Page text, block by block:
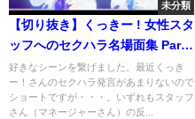
未分類
【切り抜き】くっきー ! 女性スタ
ッフへのセクハラ名場面集 Part
2
好きなシーンを繋げました。最近くっき
ー！さんのセクハラ発言があまりないので
ショートですが・・・。いずれもスタッフ
さん（マネージャーさん）の反...